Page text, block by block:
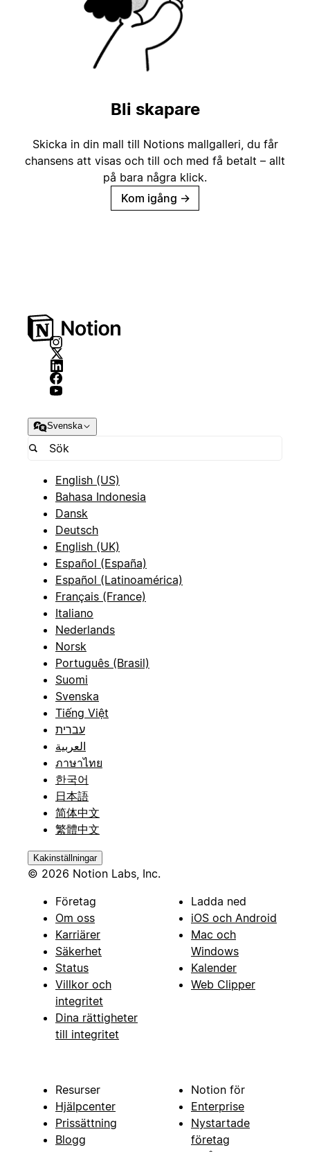
Bli skapare
Skicka in din mall till Notions mallgalleri, du får
chansens att visas och till och med få betalt – allt
på bara några klick.
Kom igång →
Svenska
English (US)
Bahasa Indonesia
Dansk
Deutsch
English (UK)
Español (España)
Español (Latinoamérica)
Français (France)
Italiano
Nederlands
Norsk
Português (Brasil)
Suomi
Svenska
Tiếng Việt
עברית
العربية
ภาษาไทย
한국어
日本語
简体中文
繁體中文
Kakinställningar
© 2026 Notion Labs, Inc.
Företag
Om oss
Karriärer
Säkerhet
Status
Villkor och
integritet
Dina rättigheter
till integritet
Ladda ned
iOS och Android
Mac och
Windows
Kalender
Web Clipper
Resurser
Hjälpcenter
Prissättning
Blogg
Notion för
Enterprise
Nystartade
företag